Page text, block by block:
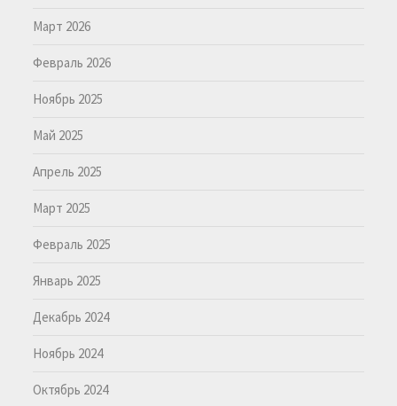
Март 2026
Февраль 2026
Ноябрь 2025
Май 2025
Апрель 2025
Март 2025
Февраль 2025
Январь 2025
Декабрь 2024
Ноябрь 2024
Октябрь 2024